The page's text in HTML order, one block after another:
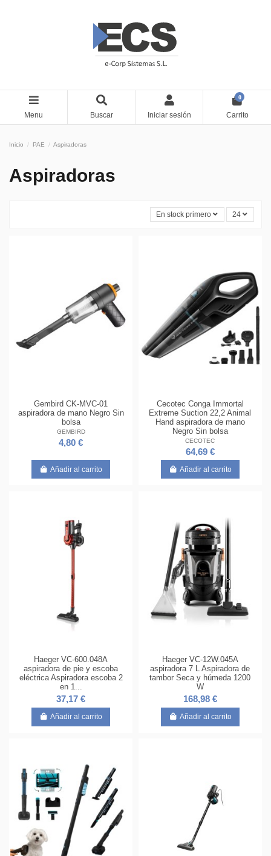
Menu Buscar Iniciar sesión
0
Carrito
Inicio PAE Aspiradoras
Aspiradoras
En stock primero 24
Gembird CK-MVC-01
aspiradora de mano Negro Sin
bolsa
GEMBIRD
4,80 €
Añadir al carrito
Cecotec Conga Immortal
Extreme Suction 22,2 Animal
Hand aspiradora de mano
Negro Sin bolsa
CECOTEC
64,69 €
Añadir al carrito
Haeger VC-600.048A
aspiradora de pie y escoba
eléctrica Aspiradora escoba 2
en 1...
37,17 €
Añadir al carrito
Haeger VC-12W.045A
aspiradora 7 L Aspiradora de
tambor Seca y húmeda 1200
W
168,98 €
Añadir al carrito